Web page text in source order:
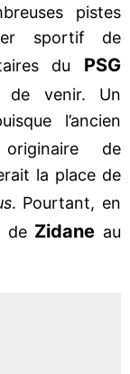
pistes
sportif de
du PSG
de venir. Un
l’ancien
de
la place de
. Pourtant, en
de Zidane au